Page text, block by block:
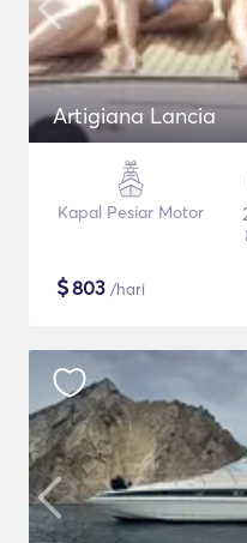
Artigiana Lancia
Kapal Pesiar Motor
$803 /hari